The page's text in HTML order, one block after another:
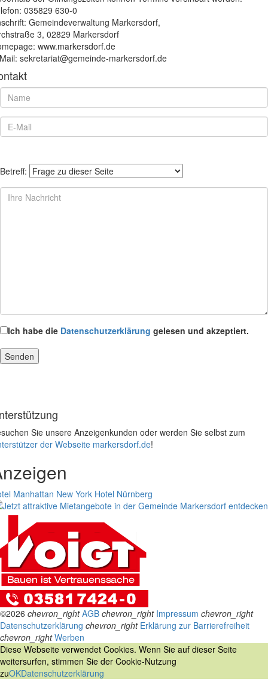
035829 630-0
Gemeindeverwaltung Markersdorf,
3, 02829 Markersdorf
www.markersdorf.de
sekretariat@gemeinde-markersdorf.de
Betreff:
Ich habe die Datenschutzerklärung gelesen und akzeptiert.
Sie unsere Anzeigenkunden oder werden Sie selbst zum
der Webseite markersdorf.de!
Manhattan New York Hotel Nürnberg
©2026 chevron_right AGB chevron_right Impressum chevron_right
Datenschutzerklärung chevron_right Erklärung zur Barrierefreiheit
chevron_right Werben
Diese Webseite verwendet Cookies. Wenn Sie auf dieser Seite
weitersurfen, stimmen Sie der Cookie-Nutzung
zuOKDatenschutzerklärung